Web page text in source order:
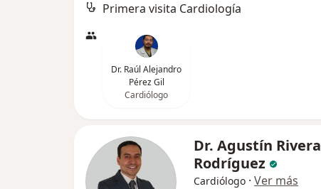
Primera visita Cardiología
Dr. Raúl Alejandro
Pérez Gil
Cardiólogo
Dr. Agustín Rivera
Rodríguez
Cardiólogo · Ver más